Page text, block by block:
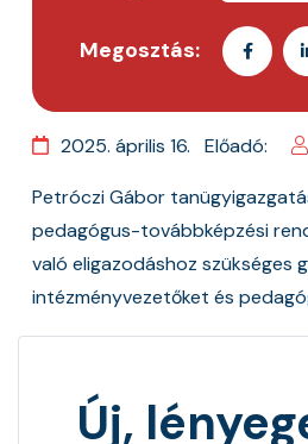
Megosztás:
2025. április 16. Előadó:
Petróczi Gábor
pedagógus-továbbképzési
való eligazodáshoz szükséges
intézményvezetőket és
Új,